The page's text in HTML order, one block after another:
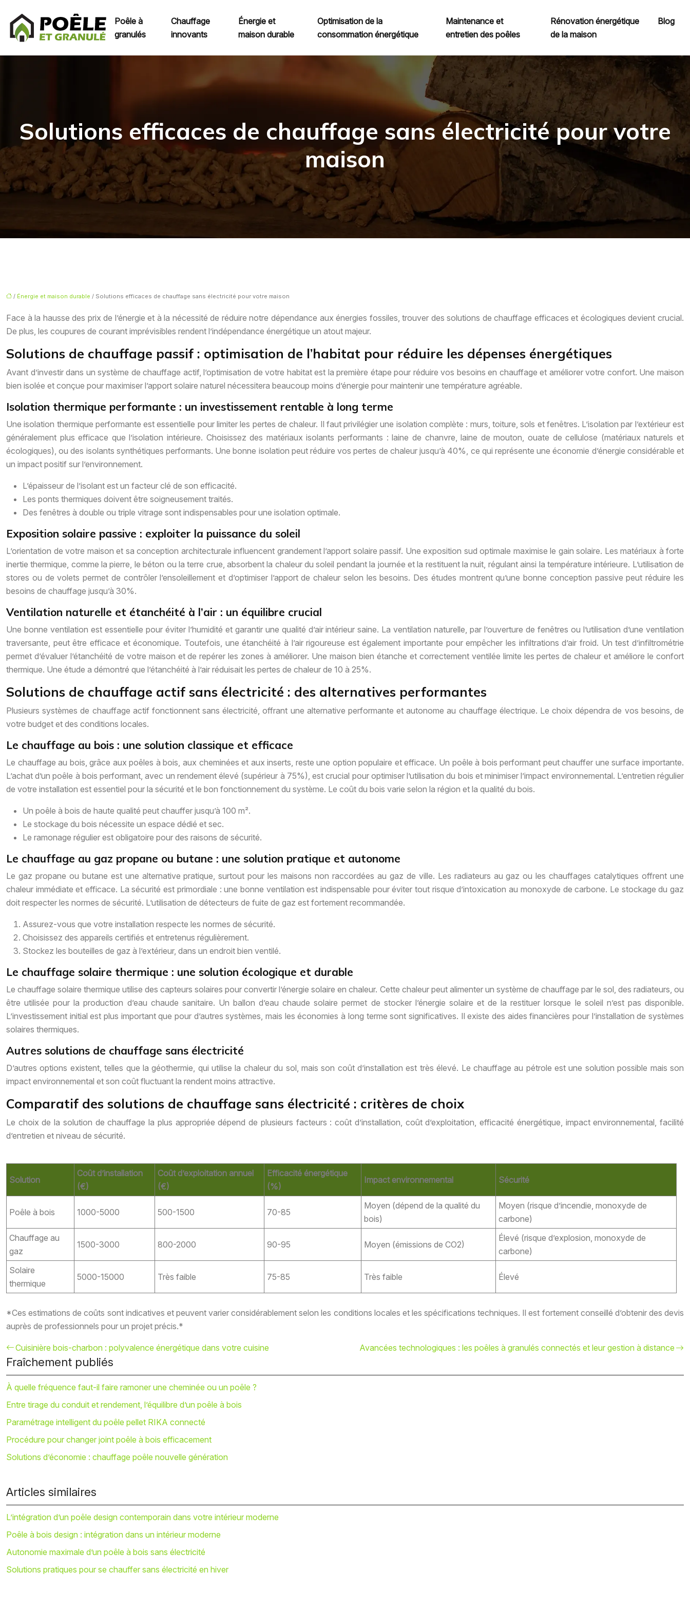
Poêle à
granulés
Chauffage
innovants
Énergie et
maison durable
Optimisation de la
consommation énergétique
Maintenance et
entretien des poêles
Rénovation énergétique
de la maison
Blog
Solutions efficaces de chauffage sans électricité pour votre
maison
/ Énergie et maison durable / Solutions efficaces de chauffage sans électricité pour votre maison
Face à la hausse des prix de l’énergie et à la nécessité de réduire notre dépendance aux énergies fossiles, trouver des solutions de chauffage efficaces et écologiques devient crucial.
De plus, les coupures de courant imprévisibles rendent l’indépendance énergétique un atout majeur.
Solutions de chauffage passif : optimisation de l’habitat pour réduire les dépenses énergétiques
Avant d’investir dans un système de chauffage actif, l’optimisation de votre habitat est la première étape pour réduire vos besoins en chauffage et améliorer votre confort. Une maison
bien isolée et conçue pour maximiser l’apport solaire naturel nécessitera beaucoup moins d’énergie pour maintenir une température agréable.
Isolation thermique performante : un investissement rentable à long terme
Une isolation thermique performante est essentielle pour limiter les pertes de chaleur. Il faut privilégier une isolation complète : murs, toiture, sols et fenêtres. L’isolation par l’extérieur est
généralement plus efficace que l’isolation intérieure. Choisissez des matériaux isolants performants : laine de chanvre, laine de mouton, ouate de cellulose (matériaux naturels et
écologiques), ou des isolants synthétiques performants. Une bonne isolation peut réduire vos pertes de chaleur jusqu’à 40%, ce qui représente une économie d’énergie considérable et
un impact positif sur l’environnement.
L’épaisseur de l’isolant est un facteur clé de son efficacité.
Les ponts thermiques doivent être soigneusement traités.
Des fenêtres à double ou triple vitrage sont indispensables pour une isolation optimale.
Exposition solaire passive : exploiter la puissance du soleil
L’orientation de votre maison et sa conception architecturale influencent grandement l’apport solaire passif. Une exposition sud optimale maximise le gain solaire. Les matériaux à forte
inertie thermique, comme la pierre, le béton ou la terre crue, absorbent la chaleur du soleil pendant la journée et la restituent la nuit, régulant ainsi la température intérieure. L’utilisation de
stores ou de volets permet de contrôler l’ensoleillement et d’optimiser l’apport de chaleur selon les besoins. Des études montrent qu’une bonne conception passive peut réduire les
besoins de chauffage jusqu’à 30%.
Ventilation naturelle et étanchéité à l’air : un équilibre crucial
Une bonne ventilation est essentielle pour éviter l’humidité et garantir une qualité d’air intérieur saine. La ventilation naturelle, par l’ouverture de fenêtres ou l’utilisation d’une ventilation
traversante, peut être efficace et économique. Toutefois, une étanchéité à l’air rigoureuse est également importante pour empêcher les infiltrations d’air froid. Un test d’infiltrométrie
permet d’évaluer l’étanchéité de votre maison et de repérer les zones à améliorer. Une maison bien étanche et correctement ventilée limite les pertes de chaleur et améliore le confort
thermique. Une étude a démontré que l’étanchéité à l’air réduisait les pertes de chaleur de 10 à 25%.
Solutions de chauffage actif sans électricité : des alternatives performantes
Plusieurs systèmes de chauffage actif fonctionnent sans électricité, offrant une alternative performante et autonome au chauffage électrique. Le choix dépendra de vos besoins, de
votre budget et des conditions locales.
Le chauffage au bois : une solution classique et efficace
Le chauffage au bois, grâce aux poêles à bois, aux cheminées et aux inserts, reste une option populaire et efficace. Un poêle à bois performant peut chauffer une surface importante.
L’achat d’un poêle à bois performant, avec un rendement élevé (supérieur à 75%), est crucial pour optimiser l’utilisation du bois et minimiser l’impact environnemental. L’entretien régulier
de votre installation est essentiel pour la sécurité et le bon fonctionnement du système. Le coût du bois varie selon la région et la qualité du bois.
Un poêle à bois de haute qualité peut chauffer jusqu’à 100 m².
Le stockage du bois nécessite un espace dédié et sec.
Le ramonage régulier est obligatoire pour des raisons de sécurité.
Le chauffage au gaz propane ou butane : une solution pratique et autonome
Le gaz propane ou butane est une alternative pratique, surtout pour les maisons non raccordées au gaz de ville. Les radiateurs au gaz ou les chauffages catalytiques offrent une
chaleur immédiate et efficace. La sécurité est primordiale : une bonne ventilation est indispensable pour éviter tout risque d’intoxication au monoxyde de carbone. Le stockage du gaz
doit respecter les normes de sécurité. L’utilisation de détecteurs de fuite de gaz est fortement recommandée.
Assurez-vous que votre installation respecte les normes de sécurité.
Choisissez des appareils certifiés et entretenus régulièrement.
Stockez les bouteilles de gaz à l’extérieur, dans un endroit bien ventilé.
Le chauffage solaire thermique : une solution écologique et durable
Le chauffage solaire thermique utilise des capteurs solaires pour convertir l’énergie solaire en chaleur. Cette chaleur peut alimenter un système de chauffage par le sol, des radiateurs, ou
être utilisée pour la production d’eau chaude sanitaire. Un ballon d’eau chaude solaire permet de stocker l’énergie solaire et de la restituer lorsque le soleil n’est pas disponible.
L’investissement initial est plus important que pour d’autres systèmes, mais les économies à long terme sont significatives. Il existe des aides financières pour l’installation de systèmes
solaires thermiques.
Autres solutions de chauffage sans électricité
D’autres options existent, telles que la géothermie, qui utilise la chaleur du sol, mais son coût d’installation est très élevé. Le chauffage au pétrole est une solution possible mais son
impact environnemental et son coût fluctuant la rendent moins attractive.
Comparatif des solutions de chauffage sans électricité : critères de choix
Le choix de la solution de chauffage la plus appropriée dépend de plusieurs facteurs : coût d’installation, coût d’exploitation, efficacité énergétique, impact environnemental, facilité
d’entretien et niveau de sécurité.
Solution
Coût d’installation
(€)
Coût d’exploitation annuel
(€)
Efficacité énergétique
(%)
Impact environnemental Sécurité
Poêle à bois 1000-5000 500-1500 70-85
Moyen (dépend de la qualité du
bois)
Moyen (risque d’incendie, monoxyde de
carbone)
Chauffage au
gaz
1500-3000 800-2000 90-95 Moyen (émissions de CO2)
Élevé (risque d’explosion, monoxyde de
carbone)
Solaire
thermique
5000-15000 Très faible 75-85 Très faible Élevé
*Ces estimations de coûts sont indicatives et peuvent varier considérablement selon les conditions locales et les spécifications techniques. Il est fortement conseillé d’obtenir des devis
auprès de professionnels pour un projet précis.*
Cuisinière bois-charbon : polyvalence énergétique dans votre cuisine Avancées technologiques : les poêles à granulés connectés et leur gestion à distance
Fraîchement publiés
À quelle fréquence faut-il faire ramoner une cheminée ou un poêle ?
Entre tirage du conduit et rendement, l’équilibre d’un poêle à bois
Paramétrage intelligent du poêle pellet RIKA connecté
Procédure pour changer joint poêle à bois efficacement
Solutions d’économie : chauffage poêle nouvelle génération
Articles similaires
L’intégration d’un poêle design contemporain dans votre intérieur moderne
Poêle à bois design : intégration dans un intérieur moderne
Autonomie maximale d’un poêle à bois sans électricité
Solutions pratiques pour se chauffer sans électricité en hiver